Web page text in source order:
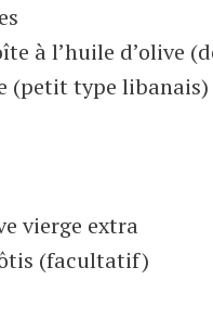
à l’huile d’olive
(petit type libanais)
vierge extra
(facultatif)